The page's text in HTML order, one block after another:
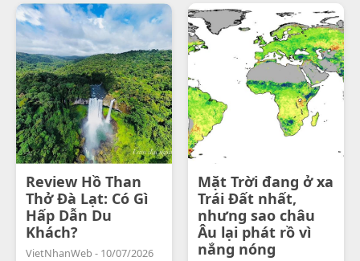
Review Hồ Than
Thở Đà Lạt: Có Gì
Hấp Dẫn Du
Khách?
VietNhanWeb - 10/07/2026
Mặt Trời đang ở xa
Trái Đất nhất,
nhưng sao châu
Âu lại phát rồ vì
nắng nóng